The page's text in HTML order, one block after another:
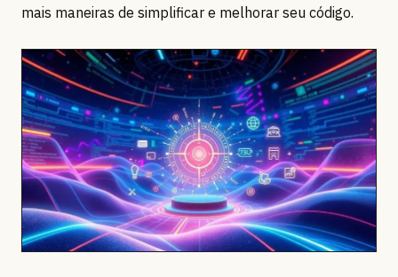
mais maneiras de simplificar e melhorar seu código.